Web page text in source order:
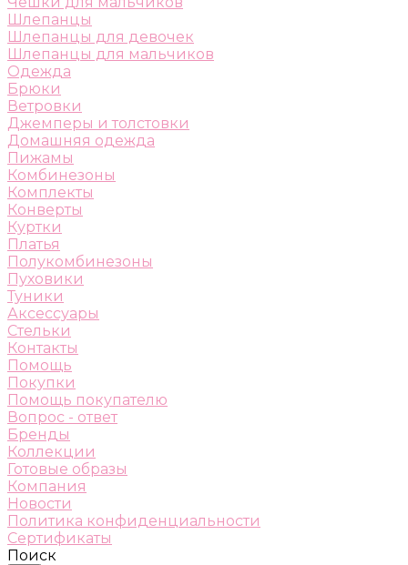
Шлепанцы
Шлепанцы для девочек
Шлепанцы для мальчиков
Одежда
Брюки
Ветровки
Джемперы и толстовки
Домашняя одежда
Пижамы
Комбинезоны
Комплекты
Конверты
Куртки
Платья
Полукомбинезоны
Пуховики
Туники
Аксессуары
Стельки
Контакты
Помощь
Покупки
Помощь покупателю
Вопрос - ответ
Бренды
Коллекции
Готовые образы
Компания
Новости
Политика конфиденциальности
Сертификаты
Поиск